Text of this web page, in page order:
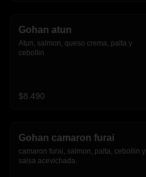
Gohan atun
Atun, salmon, queso crema, palta y
cebollin
$8.490
Gohan camaron furai
camaron furai, salmon, palta, cebollin y
salsa acevichada.